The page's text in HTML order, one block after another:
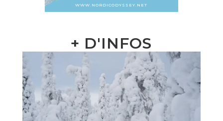
WWW.NORDICODYSSEY.NET
+ D'INFOS